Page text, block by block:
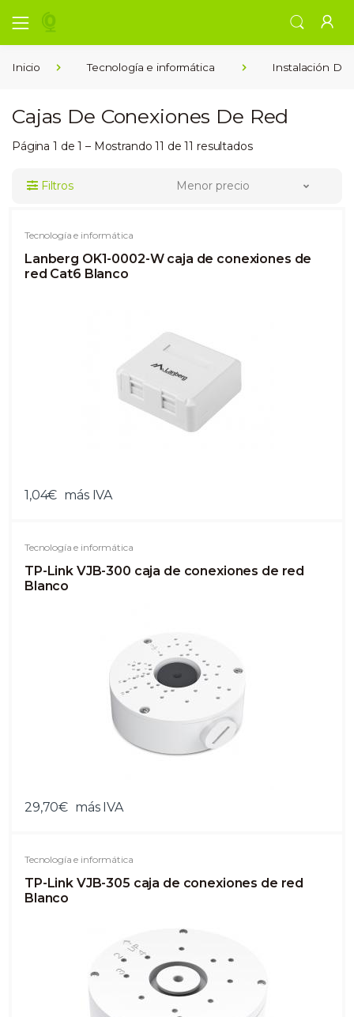
Inicio Tecnología e informática Instalación De
Cajas De Conexiones De Red
Página 1 de 1 – Mostrando 11 de 11 resultados
Filtros Menor precio
Tecnología e informática
Lanberg OK1-0002-W caja de conexiones de
red Cat6 Blanco
1,04€ más IVA
Tecnología e informática
TP-Link VJB-300 caja de conexiones de red
Blanco
29,70€ más IVA
Tecnología e informática
TP-Link VJB-305 caja de conexiones de red
Blanco